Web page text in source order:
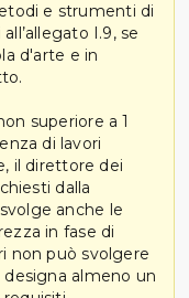
e strumenti di
I.9, se
d'arte e in
superiore a 1
di lavori
il direttore dei
dalla
anche le
in fase di
non può svolgere
almeno un